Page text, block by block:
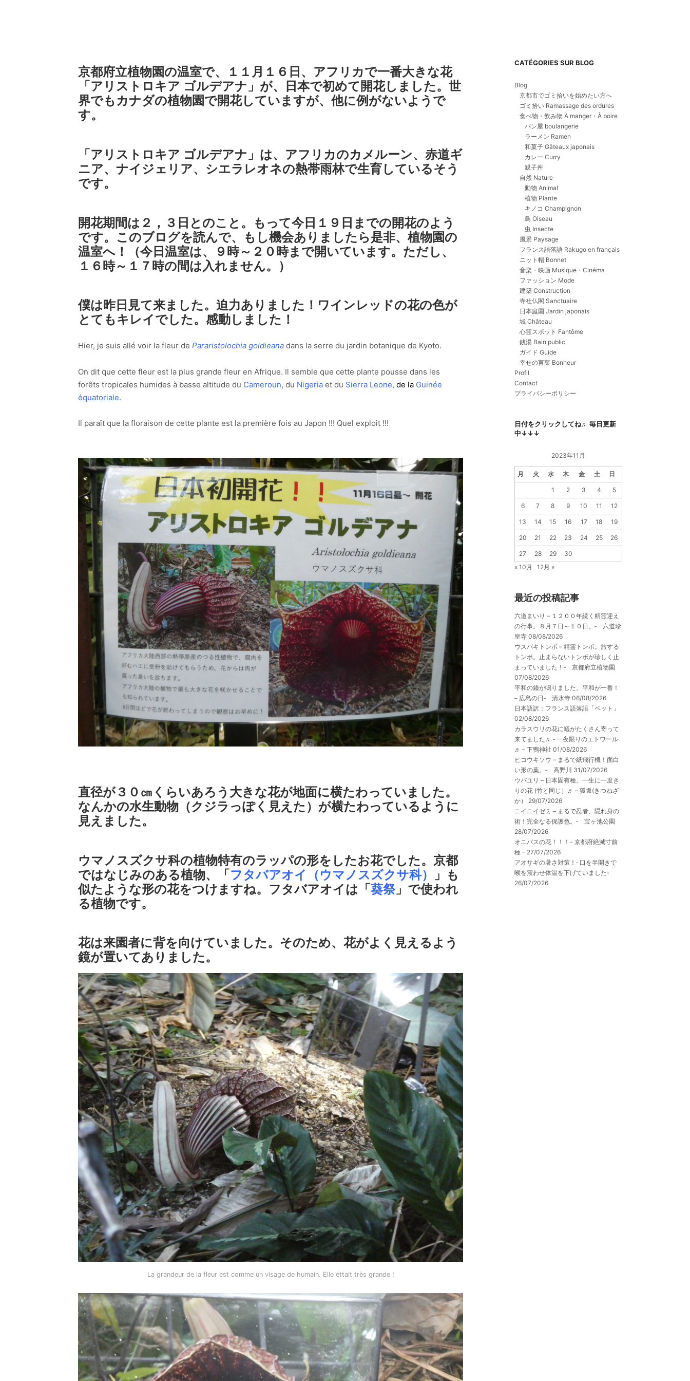
京都府立植物園の温室で、１１月１６日、アフリカで一番大きな花
「アリストロキア ゴルデアナ」が、日本で初めて開花しました。世
界でもカナダの植物園で開花していますが、他に例がないようで
す。
「アリストロキア ゴルデアナ」は、アフリカのカメルーン、赤道ギ
ニア、ナイジェリア、シエラレオネの熱帯雨林で生育しているそう
です。
開花期間は２，３日とのこと。もって今日１９日までの開花のよう
です。このブログを読んで、もし機会ありましたら是非、植物園の
温室へ！（今日温室は、９時～２０時まで開いています。ただし、
１６時～１７時の間は入れません。）
僕は昨日見て来ました。迫力ありました！ワインレッドの花の色が
とてもキレイでした。感動しました！
Hier, je suis allé voir la fleur de Pararistolochia goldieana dans la serre du jardin botanique de Kyoto.
On dit que cette fleur est la plus grande fleur en Afrique. Il semble que cette plante pousse dans les
forêts tropicales humides à basse altitude du Cameroun, du Nigeria et du Sierra Leone, de la Guinée
équatoriale.
Il paraît que la floraison de cette plante est la première fois au Japon !!! Quel exploit !!!
直径が３０㎝くらいあろう大きな花が地面に横たわっていました。
なんかの水生動物（クジラっぽく見えた）が横たわっているように
見えました。
ウマノスズクサ科の植物特有のラッパの形をしたお花でした。京都
ではなじみのある植物、「フタバアオイ（ウマノスズクサ科）
」も
似たような形の花をつけますね。フタバアオイは「葵祭」で使われ
る植物です。
花は来園者に背を向けていました。そのため、花がよく見えるよう
鏡が置いてありました。
La grandeur de la fleur est comme un visage de humain. Elle éttait très grande !
CATÉGORIES SUR BLOG
Blog
京都市でゴミ拾いを始めたい方へ
ゴミ拾い Ramassage des ordures
食べ物・飲み物 À manger・À boire
パン屋 boulangerie
ラーメン Ramen
和菓子 Gâteaux japonais
カレー Curry
親子丼
自然 Nature
動物 Animal
植物 Plante
キノコ Champignon
鳥 Oiseau
虫 Insecte
風景 Paysage
フランス語落語 Rakugo en français
ニット帽 Bonnet
音楽・映画 Musique・Cinéma
ファッション Mode
建築 Construction
寺社仏閣 Sanctuaire
日本庭園 Jardin japonais
城 Château
心霊スポット Fantôme
銭湯 Bain public
ガイド Guide
幸せの言葉 Bonheur
Profil
Contact
プライバシーポリシー
日付をクリックしてね♬ 毎日更新
中↓↓↓
2023年11月
月 火 水 木 金 土 日
1 2 3 4 5
6 7 8 9 10 11 12
13 14 15 16 17 18 19
20 21 22 23 24 25 26
27 28 29
30
« 10月
12月 »
最近の投稿記事
六道まいり – １２００年続く精霊迎え
の行事。８月７日～１０日。‐ 六道珍
皇寺 08/08/2026
ウスバキトンボ – 精霊トンボ。旅する
トンボ。止まらないトンボが珍しく止
まっていました！‐ 京都府立植物園
07/08/2026
平和の鐘が鳴りました。平和が一番！
– 広島の日‐ 清水寺 06/08/2026
日本語訳：フランス語落語「ペット」
02/08/2026
カラスウリの花に蟻がたくさん寄って
来てました♬ ‐ 一夜限りのエトワール
♬ – 下鴨神社 01/08/2026
ヒコウキソウ – まるで紙飛行機！面白
い形の葉。‐ 高野川 31/07/2026
ウバユリ – 日本固有種。一生に一度き
りの花 (竹と同じ）♬ – 狐坂(きつねざ
か）
29/07/2026
ニイニイゼミ – まるで忍者、隠れ身の
術！完全なる保護色。‐ 宝ヶ池公園
28/07/2026
オニバスの花！！！- 京都府絶滅寸前
種 – 27/07/2026
アオサギの暑さ対策！‐ 口を半開きで
喉を震わせ体温を下げていました‐
26/07/2026